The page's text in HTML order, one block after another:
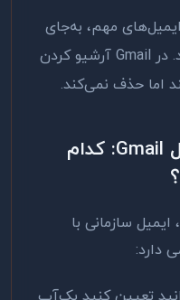
مهم، به‌جای
حذف از آرشیو استفاده کنید. در Gmail آرشیو کردن
ایمیل سازمانی در مقابل Gmail: کدام
سازمانی با
دارد: